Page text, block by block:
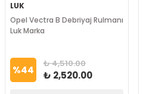
LUK
Opel Vectra B Debriyaj Rulmanı
Luk Marka
%44 ₺ 4,510.00
₺ 2,520.00